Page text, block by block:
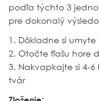
podľa týchto 3
pre dokonalý
1. Dôkladne si umyte
2. Otočte fľašu hore
3. Nakvapkajte si 4-
tvár